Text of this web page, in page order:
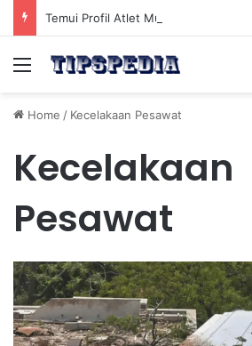
Menu
Home / Kecelakaan Pesawat
Kecelakaan
Pesawat